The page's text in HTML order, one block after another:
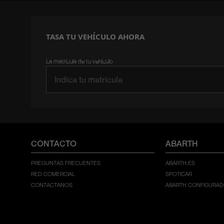
TASA TU VEHÍCULO AHORA
La matrícula de tu vehículo
CONTACTO
PREGUNTAS FRECUENTES
RED COMERCIAL
CONTACTANOS
ABARTH
ABARTH.ES
SPOTICAR
ABARTH